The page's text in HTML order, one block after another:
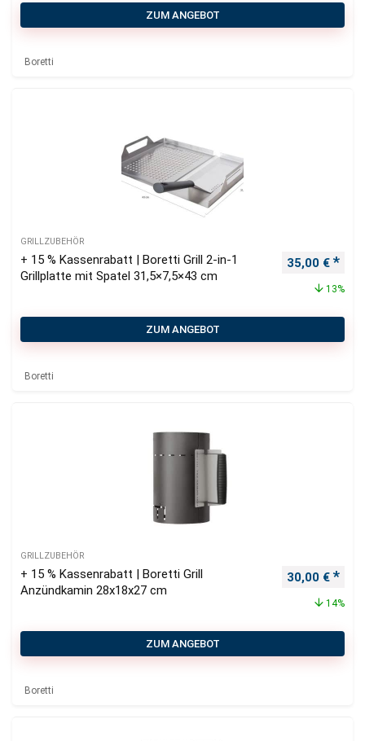
ZUM ANGEBOT
Boretti
GRILLZUBEHÖR
+ 15 % Kassenrabatt | Boretti Grill 2-in-1
Grillplatte mit Spatel 31,5×7,5×43 cm
35,00 €
13%
ZUM ANGEBOT
Boretti
GRILLZUBEHÖR
+ 15 % Kassenrabatt | Boretti Grill
Anzündkamin 28x18x27 cm
30,00 €
14%
ZUM ANGEBOT
Boretti